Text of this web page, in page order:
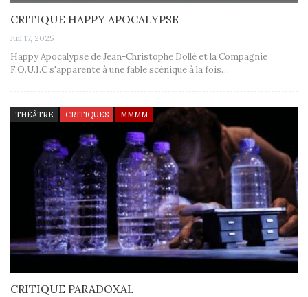
CRITIQUE HAPPY APOCALYPSE
Juil 17, 2025
Happy Apocalypse de Jean-Christophe Dollé et la Compagnie
F.O.U.I.C s'apparente à une fable scénique à la fois…
THÉÂTRE CRITIQUES MMMM
CRITIQUE PARADOXAL